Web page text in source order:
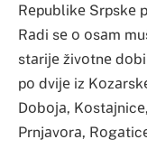
Rеpublikе Srpskе
Rаdi sе о оsаm
stаriје živоtnе
pо dviје iz
Dоbоја,
Prnjаvоrа,